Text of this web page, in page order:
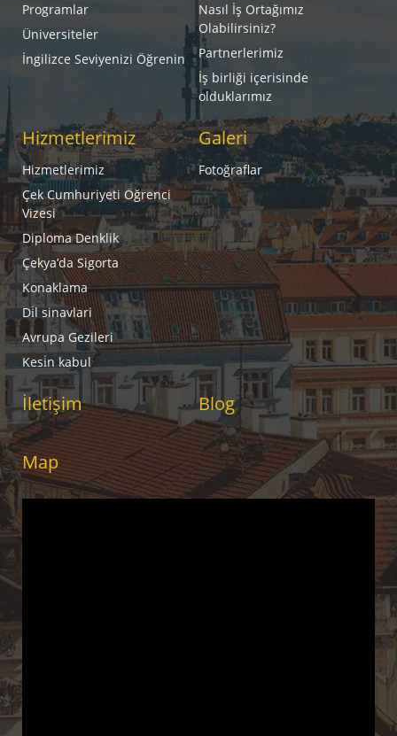
Programlar
Üniversiteler
İngilizce Seviyenizi Öğrenin
Nasıl İş Ortağımız
Olabilirsiniz?
Partnerlerimiz
İş birliği içerisinde
olduklarımız
Hizmetlerimiz
Hizmetlerimiz
Çek Cumhuriyeti Öğrenci
Vizesi
Diploma Denklik
Çekya’da Sigorta
Konaklama
Di̇l sinavlari
Avrupa Gezileri
Kesi̇n kabul
Galeri
Fotoğraflar
İletişim Blog
Map